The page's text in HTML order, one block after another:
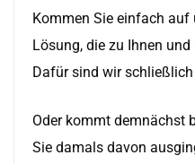
Kommen Sie einfach auf
Lösung, die zu Ihnen
Dafür sind wir
Oder kommt demnächst
Sie damals davon